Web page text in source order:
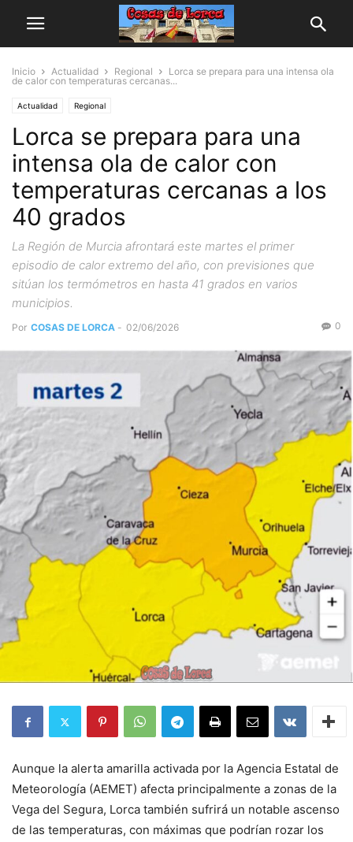
Inicio Actualidad Regional
Lorca se prepara para una intensa ola
de calor con temperaturas cercanas...
Actualidad Regional
Lorca se prepara para una
intensa ola de calor con
temperaturas cercanas a los
40 grados
La Región de Murcia afrontará este martes el primer
episodio de calor extremo del año, con previsiones que
sitúan los termómetros en hasta 41 grados en varios
municipios.
Por COSAS DE LORCA - 02/06/2026 0
Aunque la alerta amarilla activada por la Agencia Estatal de
Meteorología (AEMET) afecta principalmente a zonas de la
Vega del Segura, Lorca también sufrirá un notable ascenso
de las temperaturas, con máximas que podrían rozar los